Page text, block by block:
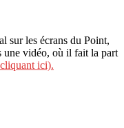
sur les écrans du Point,
une vidéo, où il fait la part
ici).